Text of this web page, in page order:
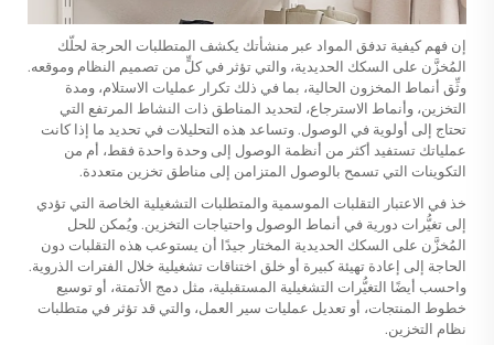
إن فهم كيفية تدفق المواد عبر منشأتك يكشف المتطلبات الحرجة لحلّك
المُخزَّن على السكك الحديدية، والتي تؤثر في كلٍّ من تصميم النظام وموقعه.
وثِّق أنماط المخزون الحالية، بما في ذلك تكرار عمليات الاستلام، ومدة
التخزين، وأنماط الاسترجاع، لتحديد المناطق ذات النشاط المرتفع التي
تحتاج إلى أولوية في الوصول. وتساعد هذه التحليلات في تحديد ما إذا كانت
عملياتك تستفيد أكثر من أنظمة الوصول إلى وحدة واحدة فقط، أم من
التكوينات التي تسمح بالوصول المتزامن إلى مناطق تخزين متعددة.
خذ في الاعتبار التقلبات الموسمية والمتطلبات التشغيلية الخاصة التي تؤدي
إلى تغيُّرات دورية في أنماط الوصول واحتياجات التخزين. ويُمكن للحل
المُخزَّن على السكك الحديدية المختار جيدًا أن يستوعب هذه التقلبات دون
الحاجة إلى إعادة تهيئة كبيرة أو خلق اختناقات تشغيلية خلال الفترات الذروية.
واحسب أيضًا التغيُّرات التشغيلية المستقبلية، مثل دمج الأتمتة، أو توسيع
خطوط المنتجات، أو تعديل عمليات سير العمل، والتي قد تؤثر في متطلبات
نظام التخزين.